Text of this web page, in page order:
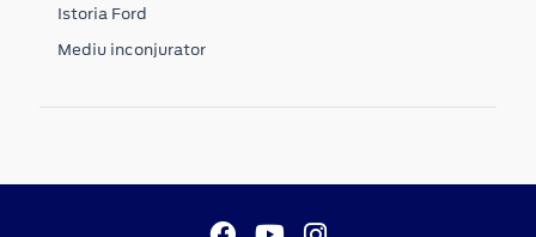
Istoria Ford
Mediu inconjurator